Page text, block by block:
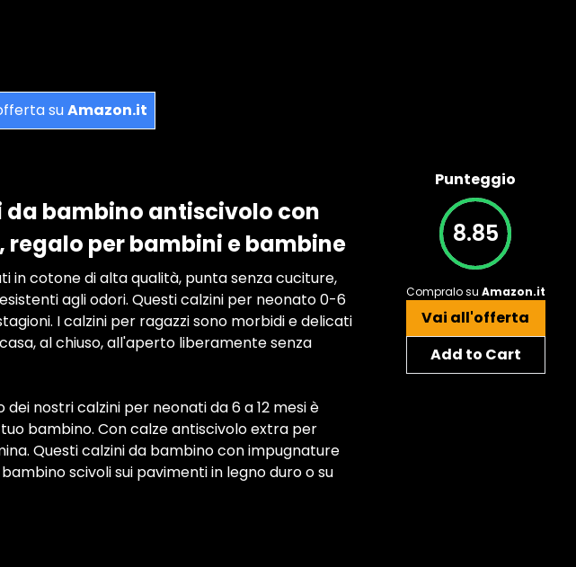
suAmazon.it
da bambino antiscivolo con
per bambini e bambine
in cotone di alta qualità, punta senza cuciture,
agli odori. Questi calzini per neonato 0-6
I calzini per ragazzi sono morbidi e delicati
al chiuso, all'aperto liberamente senza
dei nostri calzini per neonati da 6 a 12 mesi è
bambino. Con calze antiscivolo extra per
Questi calzini da bambino con impugnature
scivoli sui pavimenti in legno duro o su
Punteggio
8.85
Compralo su Amazon.it
Vai all'offerta
Add to Cart